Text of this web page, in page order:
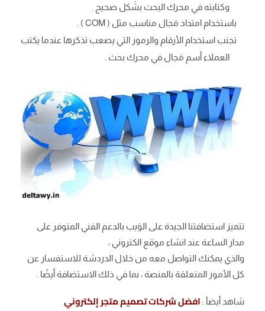
وكتابته في محرك البحث بشَكل صحيح .
باستخدام امتداد مَجال مناسب مثل ( COM ) .
تجنب استخدام الأرقام والرموز التي يصعب تذكرها عندما يكتب
العملاء أسم مَجال في محرك بحث .
تتميز استضافتنا الجيدة على الوَيب بالدعم الفني المتوفر على
مدار الساعة عند انشاء موقع الكتروني ،
والذي يمكنك التواصل معه من خلال الدردشة للاستفسار عن
كل الأمور المتعلقة بالمنصة ، بما في ذلك الاستضافة أيضًا .
شاهد أيضآ : افضل شركات تصميم متجر إلكتروني